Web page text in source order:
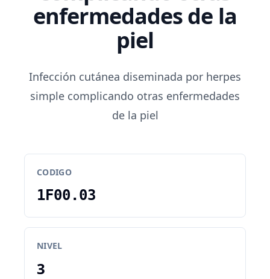
enfermedades de la
piel
Infección cutánea diseminada por herpes
simple complicando otras enfermedades
de la piel
CODIGO
1F00.03
NIVEL
3